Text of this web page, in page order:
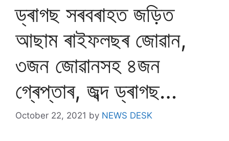
ড্ৰাগছ সৰবৰাহত জড়িত
আছাম ৰাইফলছৰ জোৱান,
৩জন জোৱানসহ ৪জন
গ্ৰেপ্তাৰ, জব্দ ড্ৰাগছ…
October 22, 2021 by NEWS DESK